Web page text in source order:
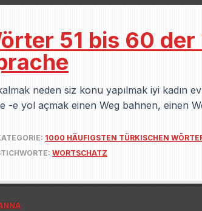
51 bis 60
neden siz konu yapılmak iyi kadın
-e yol açmak einen Weg bahnen, einen
1000 HÄUFIGSTEN TÜRKISCHEN
WORTSCHATZ